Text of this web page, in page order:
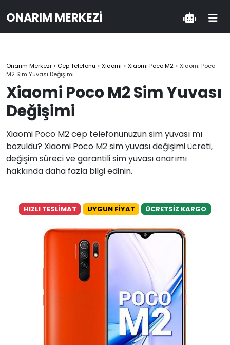
ONARIM MERKEZI
Onarım Merkezi > Cep Telefonu > Xiaomi > Xiaomi Poco M2 > Xiaomi Poco
M2 Sim Yuvası Değişimi
Xiaomi Poco M2 Sim Yuvası
Değişimi
Xiaomi Poco M2 cep telefonunuzun sim yuvası mı
bozuldu? Xiaomi Poco M2 sim yuvası değişimi ücreti,
değişim süreci ve garantili sim yuvası onarımı
hakkında daha fazla bilgi edinin.
HIZLI TESLİMAT UYGUN FİYAT ÜCRETSİZ KARGO